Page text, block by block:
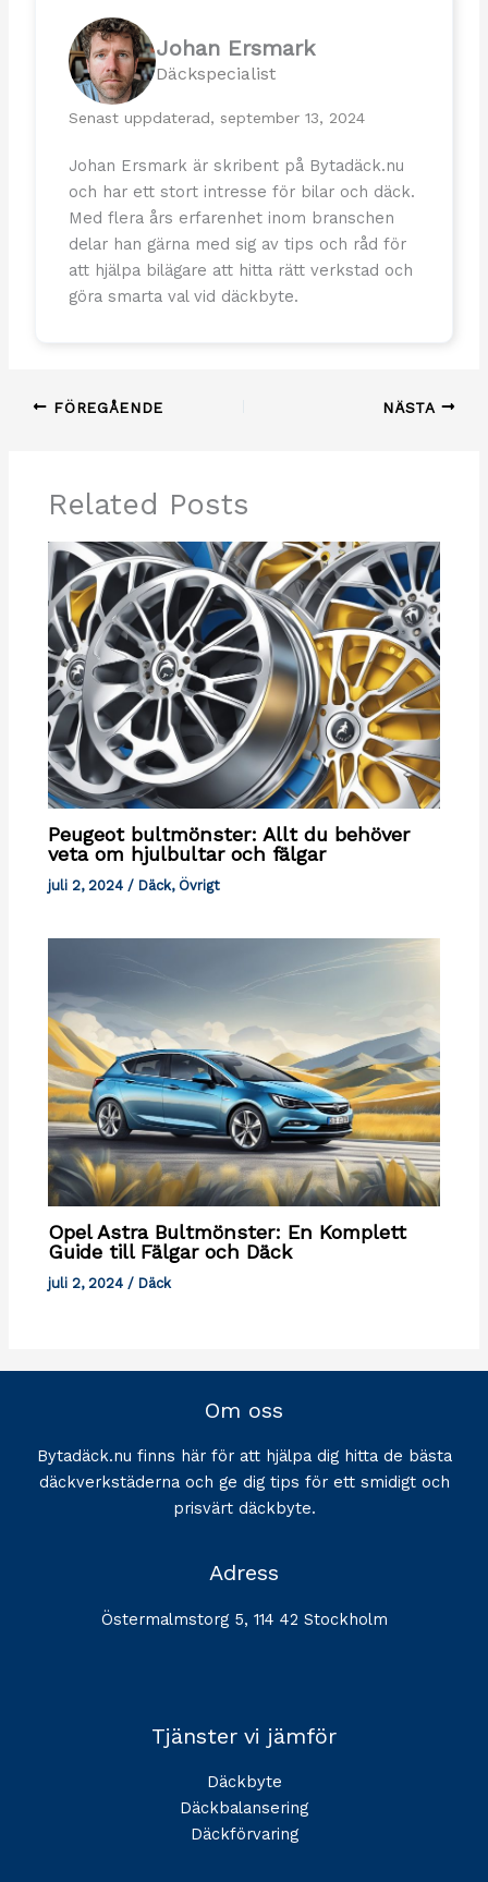
Johan Ersmark
Däckspecialist
Senast uppdaterad, september 13, 2024
Johan Ersmark är skribent på Bytadäck.nu
och har ett stort intresse för bilar och däck.
Med flera års erfarenhet inom branschen
delar han gärna med sig av tips och råd för
att hjälpa bilägare att hitta rätt verkstad och
göra smarta val vid däckbyte.
FÖREGÅENDE NÄSTA
Related Posts
Peugeot bultmönster: Allt du behöver
veta om hjulbultar och fälgar
juli 2, 2024 / Däck, Övrigt
Opel Astra Bultmönster: En Komplett
Guide till Fälgar och Däck
juli 2, 2024 /Däck
Om oss
Bytadäck.nu finns här för att hjälpa dig hitta de bästa
däckverkstäderna och ge dig tips för ett smidigt och
prisvärt däckbyte.
Adress
Östermalmstorg 5, 114 42 Stockholm
Tjänster vi jämför
Däckbyte
Däckbalansering
Däckförvaring